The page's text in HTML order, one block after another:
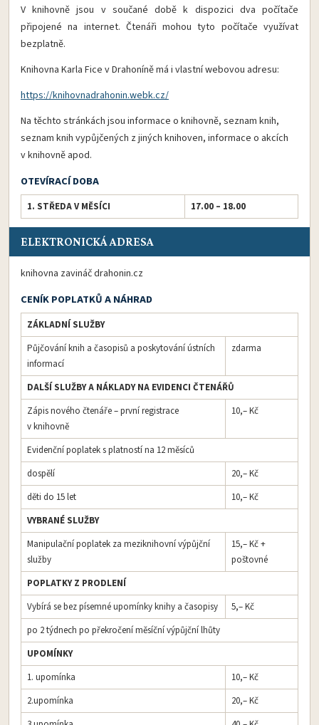
V knihovně jsou v součané době k dispozici dva počítače
připojené na internet. Čtenáři mohou tyto počítače využívat
bezplatně.
Knihovna Karla Fice v Drahoníně má i vlastní webovou adresu:
https://knihovnadrahonin.webk.cz/
Na těchto stránkách jsou informace o knihovně, seznam knih,
seznam knih vypůjčených z jiných knihoven, informace o akcích
v knihovně apod.
OTEVÍRACÍ DOBA
1. STŘEDA V MĚSÍCI 17.00 – 18.00
ELEKTRONICKÁ ADRESA
knihovna zavináčdrahonin.cz
CENÍK POPLATKŮ A NÁHRAD
ZÁKLADNÍ SLUŽBY
Půjčování knih a časopisů a poskytování ústních
informací
zdarma
DALŠÍ SLUŽBY A NÁKLADY NA EVIDENCI ČTENÁŘŮ
Zápis nového čtenáře – první registrace
v knihovně
10,– Kč
Evidenční poplatek s platností na 12 měsíců
dospělí
20,– Kč
děti do 15 let
10,– Kč
VYBRANÉ SLUŽBY
Manipulační poplatek za meziknihovní výpůjční
služby
15,– Kč +
poštovné
POPLATKY Z PRODLENÍ
Vybírá se bez písemné upomínky knihy a časopisy
5,– Kč
po 2 týdnech po překročení měsíční výpůjční lhůty
UPOMÍNKY
1. upomínka
10,– Kč
2.upomínka
20,– Kč